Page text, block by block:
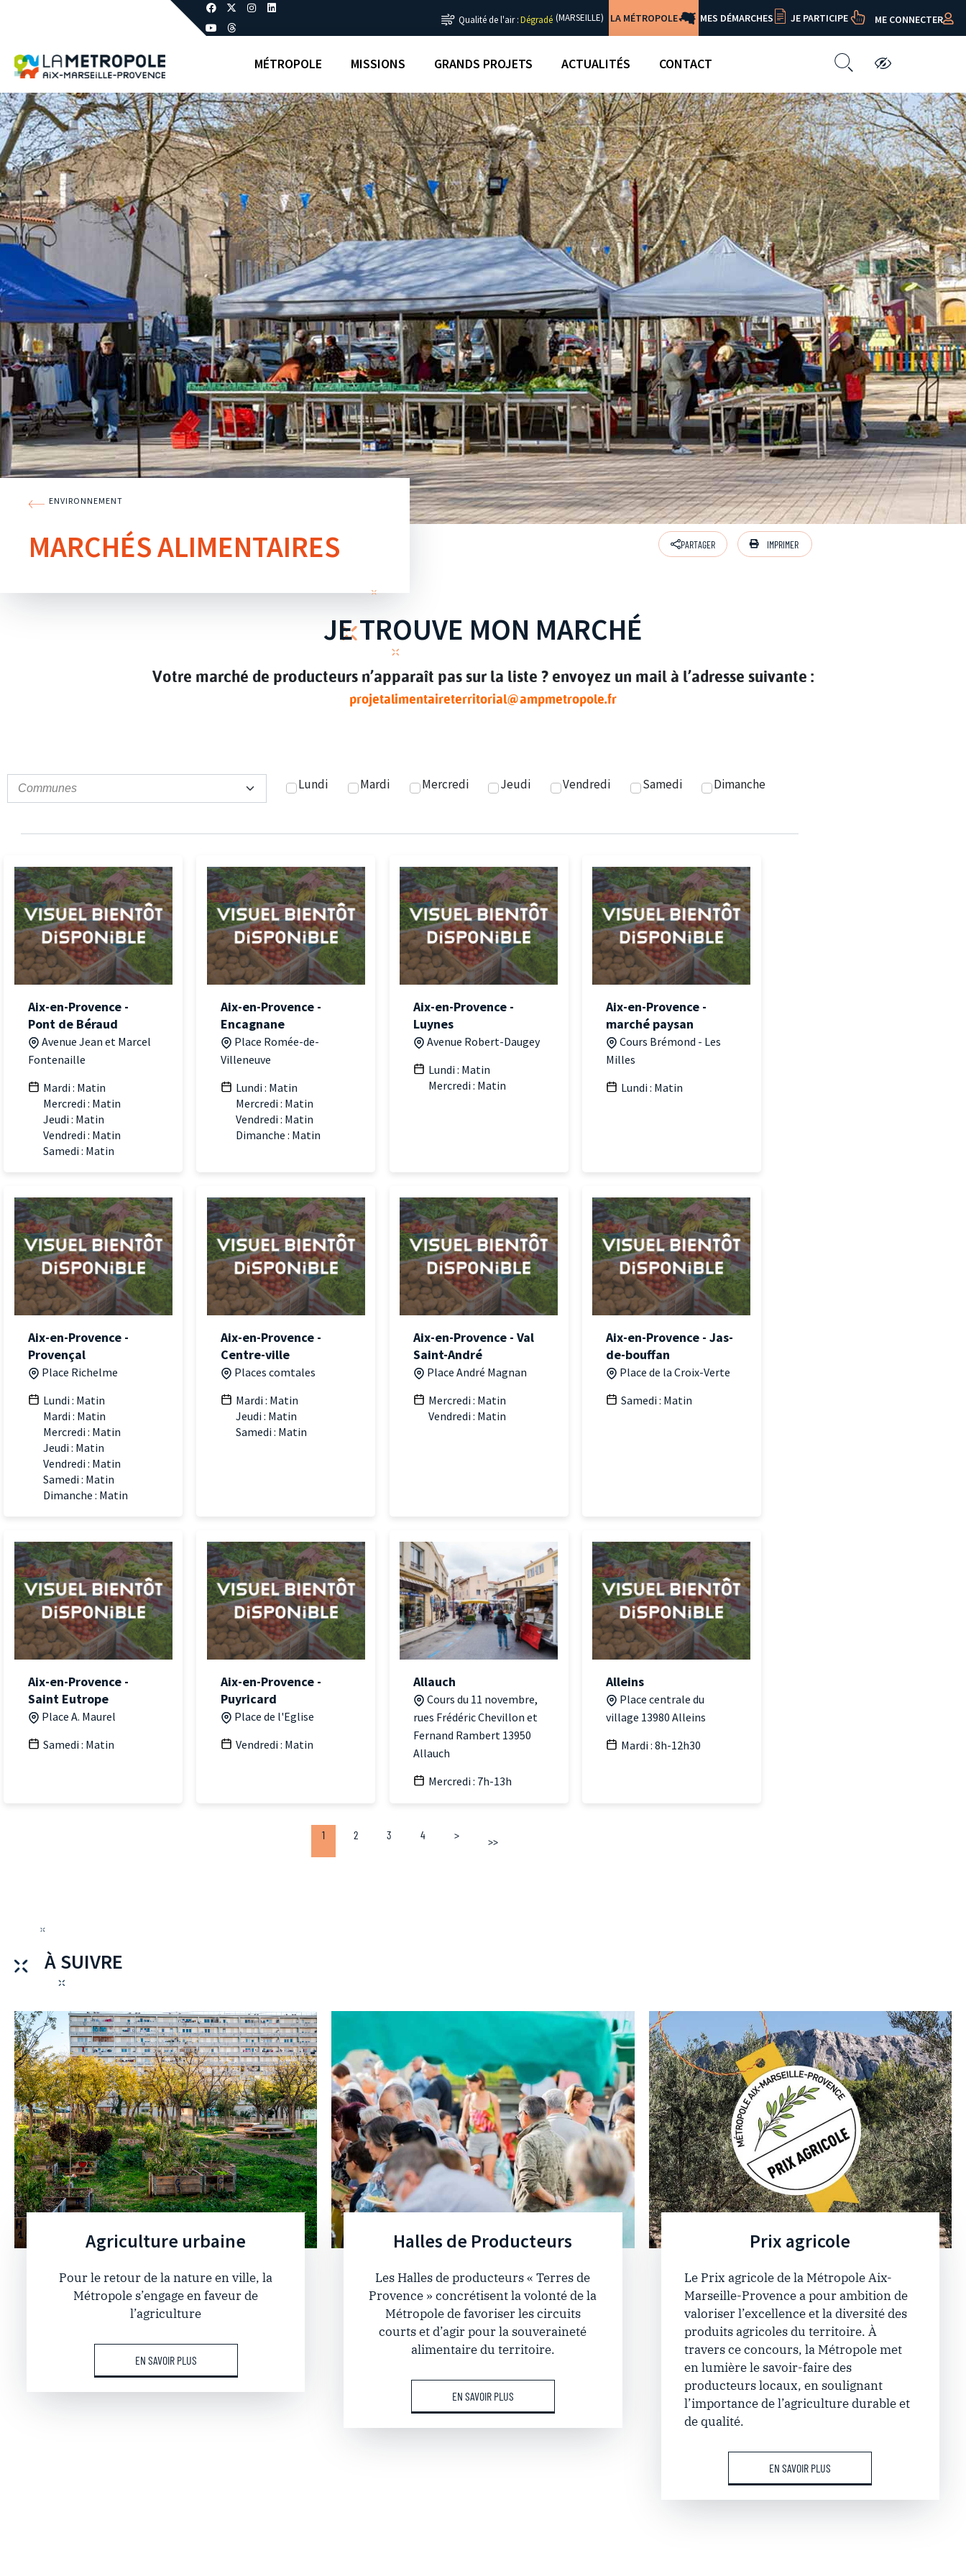
Qualité de l'air :Dégradé (MARSEILLE) LA MÉTROPOLE MES DÉMARCHES JE PARTICIPE ME CONNECTER
MÉTROPOLE MISSIONS GRANDS PROJETS ACTUALITÉS CONTACT
ENVIRONNEMENT
MARCHÉS ALIMENTAIRES PARTAGER IMPRIMER
JE TROUVE MON MARCHÉ
Votre marché de producteurs n’apparaît pas sur la liste ? envoyez un mail à l’adresse suivante :
projetalimentaireterritorial@ampmetropole.fr
Commune Jours d'ouverture
Lundi Mardi Mercredi Jeudi Vendredi Samedi Dimanche
Aix-en-Provence -
Pont de Béraud
Avenue Jean et Marcel
Fontenaille
Mardi : Matin
Mercredi : Matin
Jeudi : Matin
Vendredi : Matin
Samedi : Matin
Aix-en-Provence -
Encagnane
Place Romée-de-
Villeneuve
Lundi : Matin
Mercredi : Matin
Vendredi : Matin
Dimanche : Matin
Aix-en-Provence -
Luynes
Avenue Robert-Daugey
Lundi : Matin
Mercredi : Matin
Aix-en-Provence -
marché paysan
Cours Brémond - Les
Milles
Lundi : Matin
Aix-en-Provence -
Provençal
Place Richelme
Lundi : Matin
Mardi : Matin
Mercredi : Matin
Jeudi : Matin
Vendredi : Matin
Samedi : Matin
Dimanche : Matin
Aix-en-Provence -
Centre-ville
Places comtales
Mardi : Matin
Jeudi : Matin
Samedi : Matin
Aix-en-Provence - Val
Saint-André
Place André Magnan
Mercredi : Matin
Vendredi : Matin
Aix-en-Provence - Jas-
de-bouffan
Place de la Croix-Verte
Samedi : Matin
Aix-en-Provence -
Saint Eutrope
Place A. Maurel
Samedi : Matin
Aix-en-Provence -
Puyricard
Place de l'Eglise
Vendredi : Matin
Allauch
Cours du 11 novembre,
rues Frédéric Chevillon et
Fernand Rambert 13950
Allauch
Mercredi : 7h-13h
Alleins
Place centrale du
village 13980 Alleins
Mardi : 8h-12h30
1 2 3 4 > >>
À SUIVRE
Agriculture urbaine
Pour le retour de la nature en ville, la
Métropole s’engage en faveur de
l’agriculture
EN SAVOIR PLUS
Halles de Producteurs
Les Halles de producteurs « Terres de
Provence » concrétisent la volonté de la
Métropole de favoriser les circuits
courts et d’agir pour la souveraineté
alimentaire du territoire.
EN SAVOIR PLUS
Prix agricole
Le Prix agricole de la Métropole Aix-
Marseille-Provence a pour ambition de
valoriser l’excellence et la diversité des
produits agricoles du territoire. À
travers ce concours, la Métropole met
en lumière le savoir-faire des
producteurs locaux, en soulignant
l’importance de l’agriculture durable et
de qualité.
EN SAVOIR PLUS